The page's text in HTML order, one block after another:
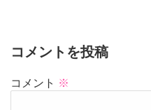
コメントを投稿
コメント ※